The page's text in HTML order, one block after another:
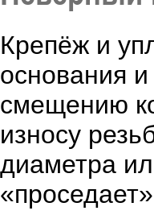
Крепёж и
основания
смещению
износу
диаметра